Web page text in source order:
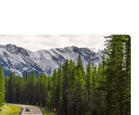
© Corey Myke